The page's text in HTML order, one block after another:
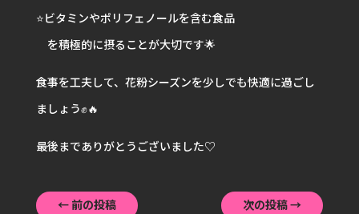
⭐️ビタミンやポリフェノールを含む食品
を積極的に摂ることが大切です🌟
食事を工夫して、花粉シーズンを少しでも快適に過ごし
ましょう✊🔥
最後までありがとうございました♡
← 前の投稿 次の投稿→